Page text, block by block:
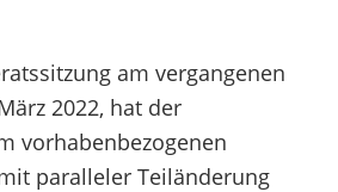
am vergangenen
2022, hat der
vorhabenbezogenen
paralleler Teiländerung